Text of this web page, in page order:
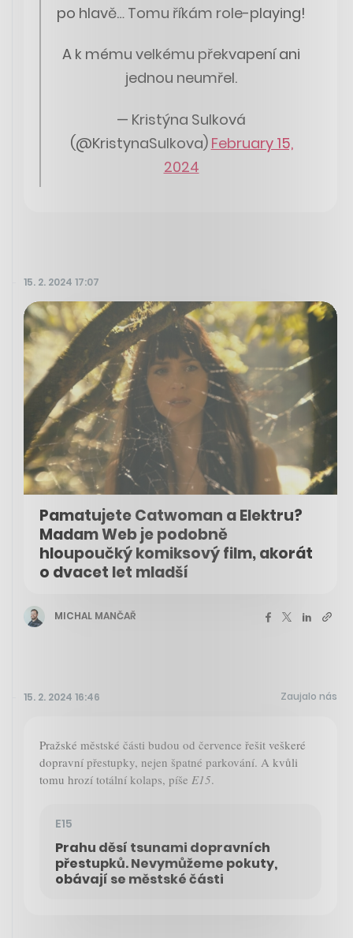
po hlavě… Tomu říkám role-playing!
A k mému velkému překvapení ani
jednou neumřel.
— Kristýna Sulková
(@KristynaSulkova) February 15,
2024
15. 2. 2024 17:07
Pamatujete Catwoman a Elektru?
Madam Web je podobně
hloupoučký komiksový film, akorát
o dvacet let mladší
MICHAL MANČAŘ
15. 2. 2024 16:46 Zaujalo nás
Pražské městské části budou od července řešit veškeré
dopravní přestupky, nejen špatné parkování. A kvůli
tomu hrozí totální kolaps, píše E15.
E15
Prahu děsí tsunami dopravních
přestupků. Nevymůžeme pokuty,
obávají se městské části